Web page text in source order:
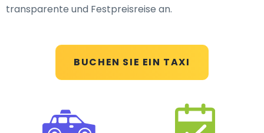
BUCHEN SIE EIN TAXI
transparente und Festpreisreise an.